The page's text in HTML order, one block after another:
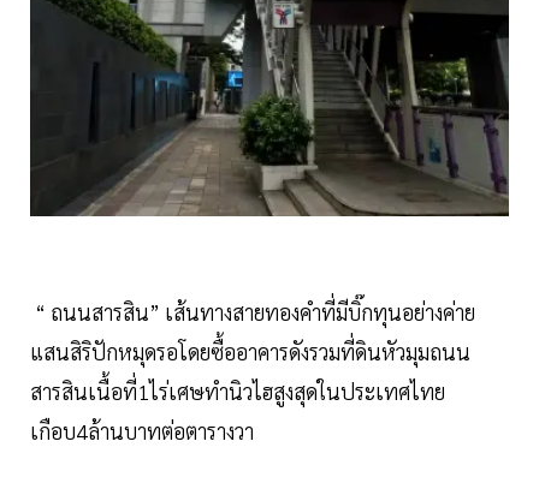
“ ถนนสารสิน” เส้นทางสายทองคำที่มีบิ๊กทุนอย่างค่าย
แสนสิริปักหมุดรอโดยซื้ออาคารดังรวมที่ดินหัวมุมถนน
สารสินเนื้อที่1ไร่เศษทำนิวไฮสูงสุดในประเทศไทย
เกือบ4ล้านบาทต่อตารางวา